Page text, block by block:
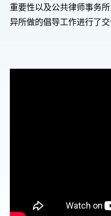
重要性以及公共律师事务
异所做的倡导工作进行了交